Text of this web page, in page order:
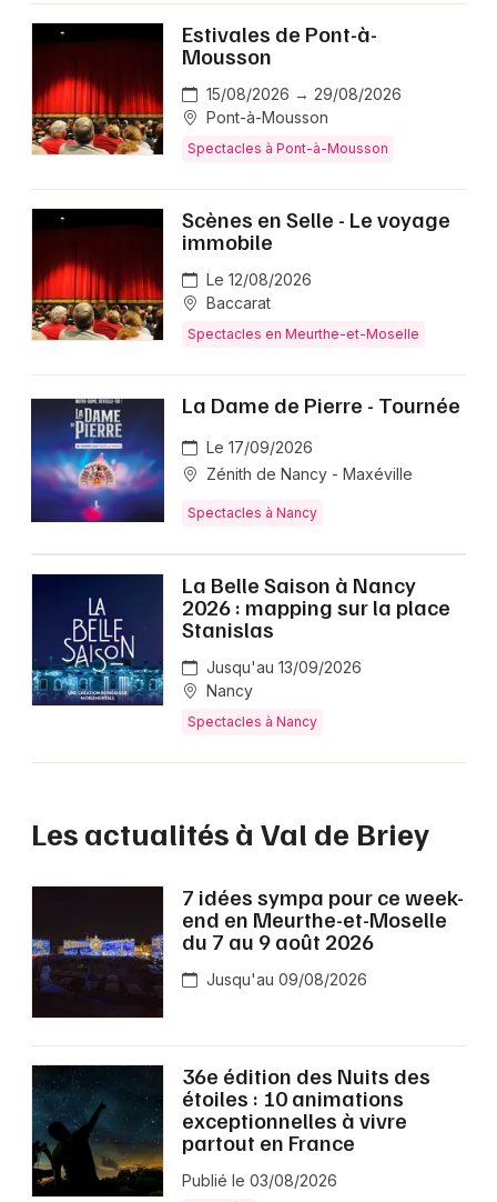
Estivales de Pont-à-
Mousson
15/08/2026 → 29/08/2026
Pont-à-Mousson
Spectacles à Pont-à-Mousson
Scènes en Selle - Le voyage
immobile
Le 12/08/2026
Baccarat
Spectacles en Meurthe-et-Moselle
La Dame de Pierre - Tournée
Le 17/09/2026
Zénith de Nancy - Maxéville
Spectacles à Nancy
La Belle Saison à Nancy
2026 : mapping sur la place
Stanislas
Jusqu'au 13/09/2026
Nancy
Spectacles à Nancy
Les actualités à Val de Briey
7 idées sympa pour ce week-
end en Meurthe-et-Moselle
du 7 au 9 août 2026
Jusqu'au 09/08/2026
36e édition des Nuits des
étoiles : 10 animations
exceptionnelles à vivre
partout en France
Publié le 03/08/2026